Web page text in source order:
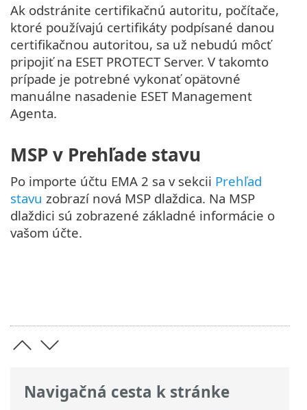
Navigačná cesta k stránke
Ak odstránite certifikačnú autoritu, počítače,
ktoré používajú certifikáty podpísané danou
certifikačnou autoritou, sa už nebudú môcť
pripojiť na ESET PROTECT Server. V takomto
prípade je potrebné vykonať opätovné
manuálne nasadenie ESET Management
Agenta.
MSP v Prehľade stavu
Po importe účtu EMA 2 sa v sekcii Prehľad
stavu zobrazí nová MSP dlaždica. Na MSP
dlaždici sú zobrazené základné informácie o
vašom účte.